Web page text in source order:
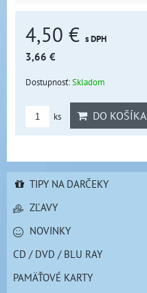
4,50 € s DPH
3,66 €
Dostupnosť:Skladom
ks DO KOŠÍKA
TIPY NA DARČEKY
ZĽAVY
NOVINKY
CD / DVD / BLU RAY
PAMÄŤOVÉ KARTY